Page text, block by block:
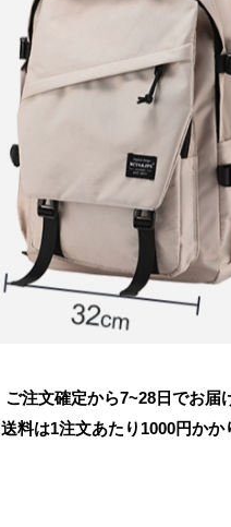
ご注文確定から7~28日でお届
送料は1注文あたり 1000円かか